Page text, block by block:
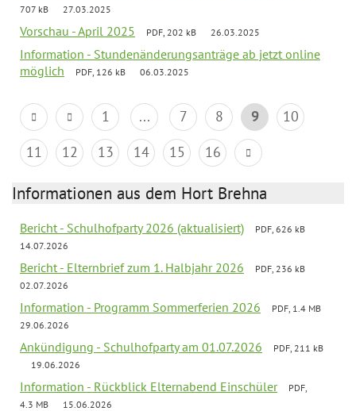
707 kB
27.03.2025
Vorschau - April 2025 PDF, 202 kB 26.03.2025
Information - Stundenänderungsanträge ab jetzt online
möglich
PDF, 126 kB 06.03.2025
1 ... 7 8 9
10
11
12 13 14 15 16
Informationen aus dem Hort Brehna
Bericht - Schulhofparty 2026 (aktualisiert)
PDF, 626 kB
14.07.2026
Bericht - Elternbrief zum 1. Halbjahr 2026
PDF, 236 kB
02.07.2026
Information - Programm Sommerferien 2026
PDF, 1.4 MB
29.06.2026
Ankündigung - Schulhofparty am 01.07.2026
PDF, 211 kB
19.06.2026
Information - Rückblick Elternabend Einschüler
PDF,
4.3 MB
15.06.2026